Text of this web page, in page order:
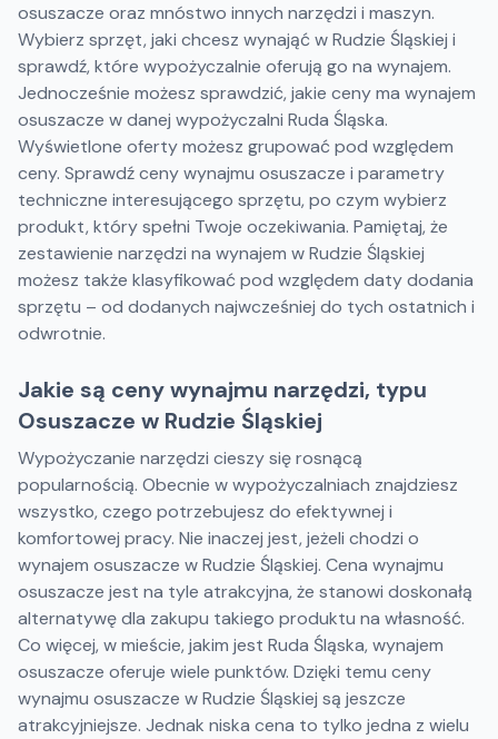
osuszacze oraz mnóstwo innych narzędzi i maszyn.
Wybierz sprzęt, jaki chcesz wynająć w Rudzie Śląskiej i
sprawdź, które wypożyczalnie oferują go na wynajem.
Jednocześnie możesz sprawdzić, jakie ceny ma wynajem
osuszacze w danej wypożyczalni Ruda Śląska.
Wyświetlone oferty możesz grupować pod względem
ceny. Sprawdź ceny wynajmu osuszacze i parametry
techniczne interesującego sprzętu, po czym wybierz
produkt, który spełni Twoje oczekiwania. Pamiętaj, że
zestawienie narzędzi na wynajem w Rudzie Śląskiej
możesz także klasyfikować pod względem daty dodania
sprzętu – od dodanych najwcześniej do tych ostatnich i
odwrotnie.
Jakie są ceny wynajmu narzędzi, typu
Osuszacze w Rudzie Śląskiej
Wypożyczanie narzędzi cieszy się rosnącą
popularnością. Obecnie w wypożyczalniach znajdziesz
wszystko, czego potrzebujesz do efektywnej i
komfortowej pracy. Nie inaczej jest, jeżeli chodzi o
wynajem osuszacze w Rudzie Śląskiej. Cena wynajmu
osuszacze jest na tyle atrakcyjna, że stanowi doskonałą
alternatywę dla zakupu takiego produktu na własność.
Co więcej, w mieście, jakim jest Ruda Śląska, wynajem
osuszacze oferuje wiele punktów. Dzięki temu ceny
wynajmu osuszacze w Rudzie Śląskiej są jeszcze
atrakcyjniejsze. Jednak niska cena to tylko jedna z wielu